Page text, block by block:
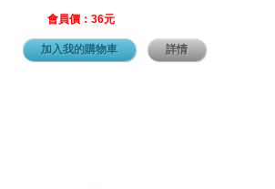
會員價：36元
加入我的購物車 詳情